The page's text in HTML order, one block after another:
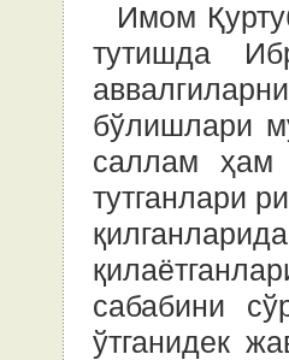
Имом
тутишда
бўлишлари
саллам ҳам
тутганлари
сабабини
ўтганидек